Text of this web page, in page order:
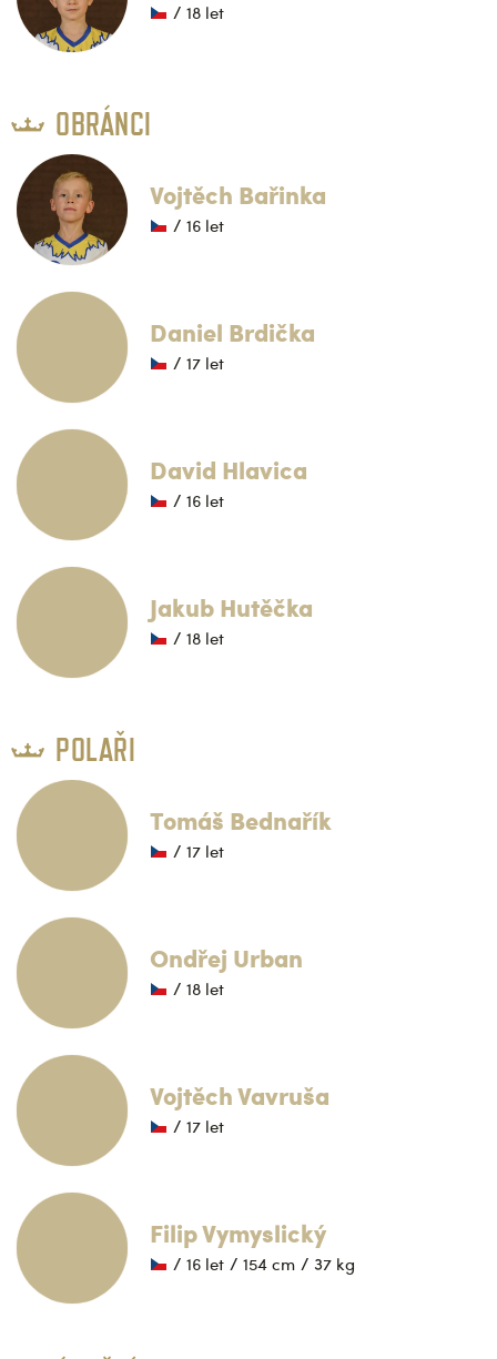
/ 18 let
OBRÁNCI
Vojtěch Bařinka
/ 16 let
Daniel Brdička
/ 17 let
David Hlavica
/ 16 let
Jakub Hutěčka
/ 18 let
POLAŘI
Tomáš Bednařík
/ 17 let
Ondřej Urban
/ 18 let
Vojtěch Vavruša
/ 17 let
Filip Vymyslický
/ 16 let / 154 cm / 37 kg